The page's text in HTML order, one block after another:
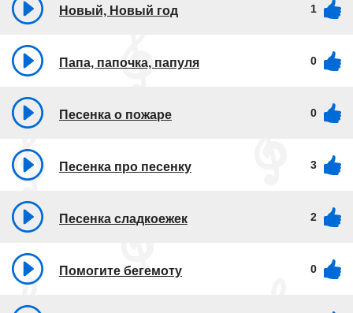
Новый, Новый год 1
Папа, папочка, папуля 0
Песенка о пожаре 0
Песенка про песенку 3
Песенка сладкоежек 2
Помогите бегемоту 0